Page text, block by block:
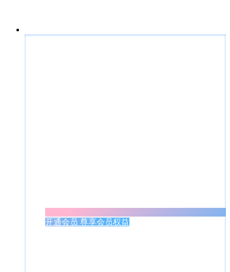
开通会员 尊享会员权益